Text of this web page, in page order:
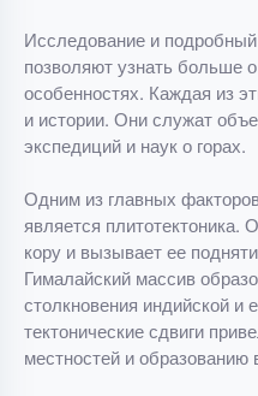
Исследование и
позволяют узнать больше
особенностях. Каждая из
и истории. Они служат
экспедиций и наук о горах.
Одним из главных
является плитотектоника.
кору и вызывает ее
Гималайский массив
столкновения индийской и
тектонические сдвиги
местностей и образованию